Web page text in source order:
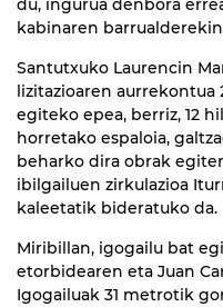
du, ingurua denbora
kabinaren
Santutxuko Laurencin
lizitazioaren aurrekontua
egiteko epea, berriz, 12
horretako espaloia,
beharko dira obrak
ibilgailuen zirkulazioa
kaleetatik bideratuko da.
Miribillan, igogailu bat
etorbidearen eta Juan
Igogailuak 31 metrotik